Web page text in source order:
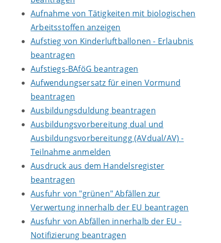
Aufnahme von Tätigkeiten mit biologischen
Arbeitsstoffen anzeigen
Aufstieg von Kinderluftballonen - Erlaubnis
beantragen
Aufstiegs-BAföG beantragen
Aufwendungsersatz für einen Vormund
beantragen
Ausbildungsduldung beantragen
Ausbildungsvorbereitung dual und
Ausbildungsvorbereitungg (AVdual/AV) -
Teilnahme anmelden
Ausdruck aus dem Handelsregister
beantragen
Ausfuhr von "grünen" Abfällen zur
Verwertung innerhalb der EU beantragen
Ausfuhr von Abfällen innerhalb der EU -
Notifizierung beantragen